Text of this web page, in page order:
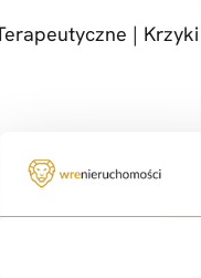
| Krzyki
Rynek wtórny